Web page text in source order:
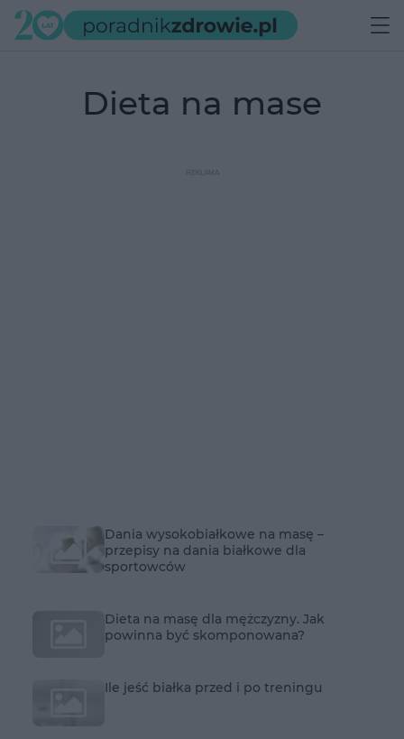
dieta na mase
Dania wysokobiałkowe na masę –
przepisy na dania białkowe dla
sportowców
Dieta na masę dla mężczyzny. Jak
powinna być skomponowana?
Ile jeść białka przed i po treningu